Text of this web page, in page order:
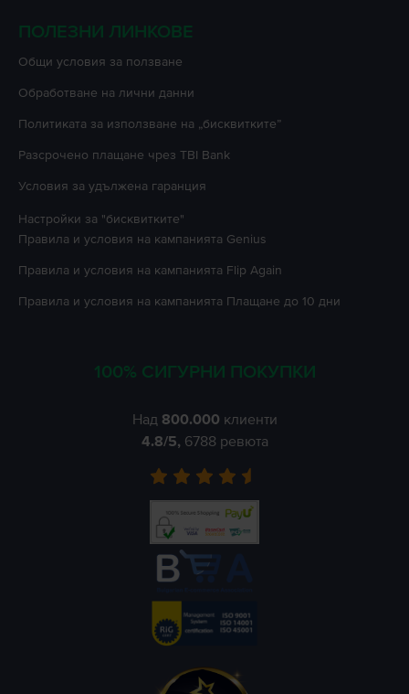
ПОЛЕЗНИ ЛИНКОВЕ
Oбщи условия за ползване
Oбработване на лични данни
Политиката за използване на „бисквитките”
Разсрочено плащане чрез TBI Bank
Условия за удължена гаранция
Настройки за "бисквитките"
Правила и условия на кампанията Genius
Правила и условия на кампанията Flip Again
Правила и условия на кампанията Плащане до 10 дни
100% СИГУРНИ ПОКУПКИ
Над 800.000 клиенти
4.8/5, 6788 ревюта